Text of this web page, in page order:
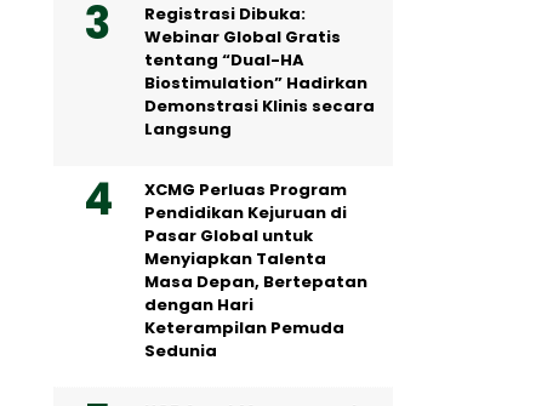
Registrasi Dibuka:
Webinar Global Gratis
tentang “Dual-HA
Biostimulation” Hadirkan
Demonstrasi Klinis secara
Langsung
XCMG Perluas Program
Pendidikan Kejuruan di
Pasar Global untuk
Menyiapkan Talenta
Masa Depan, Bertepatan
dengan Hari
Keterampilan Pemuda
Sedunia